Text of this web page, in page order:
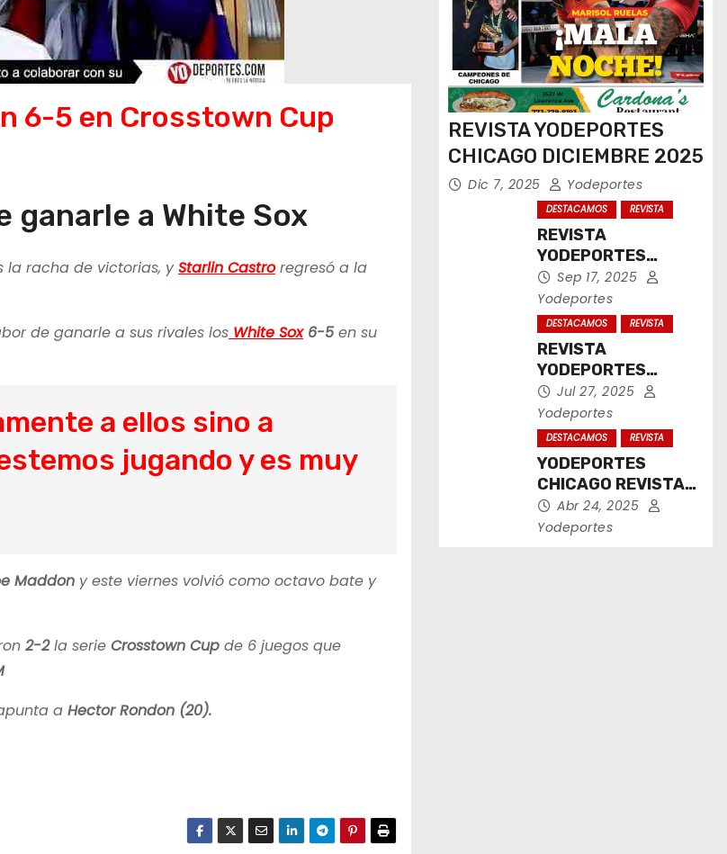
6-5 en Crosstown Cup
ganarle a White Sox
la racha de victorias, yStarlin Castro regresó a la
de ganarle a sus rivales los White Sox6-5en su
a ellos sino a
jugando y es muy
Maddon y este viernes volvió como octavo bate y
2-2la serie Crosstown Cup de 6 juegos que
a Hector Rondon (20).
REVISTA YODEPORTES
CHICAGO DICIEMBRE 2025
Dic 7, 2025 Yodeportes
DESTACAMOS REVISTA
REVISTA
YODEPORTES
CHICAGO
SEPTIEMBRE 2025
Sep 17, 2025
Yodeportes
DESTACAMOS REVISTA
REVISTA
YODEPORTES
CHICAGO JULIO
2025
Jul 27, 2025
Yodeportes
DESTACAMOS REVISTA
YODEPORTES
CHICAGO REVISTA
IMPRESA ABRIL
2025
Abr 24, 2025
Yodeportes